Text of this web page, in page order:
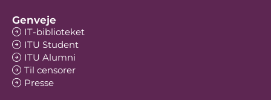
Genveje
IT-biblioteket
ITU Student
ITU Alumni
Til censorer
Presse